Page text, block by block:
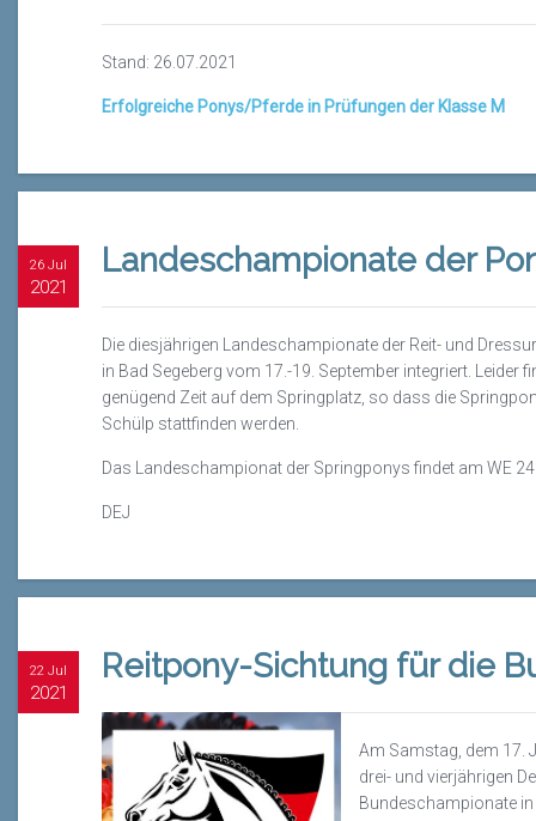
Stand: 26.07.2021
Erfolgreiche Ponys/Pferde in Prüfungen der Klasse M
26 Jul
2021
Landeschampionate der
Die diesjährigen Landeschampionate der Reit- und
in Bad Segeberg vom 17.-19. September integriert.
genügend Zeit auf dem Springplatz, so dass die
Schülp stattfinden werden.
Das Landeschampionat der Springponys findet am WE
DEJ
22 Jul
2021
Reitpony-Sichtung für die
Am Samstag, dem 17.
drei- und vierjährigen
Bundeschampionate